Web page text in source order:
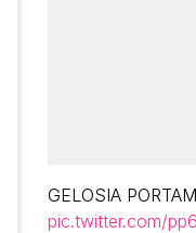
GELOSIA
pic.twitter.com/